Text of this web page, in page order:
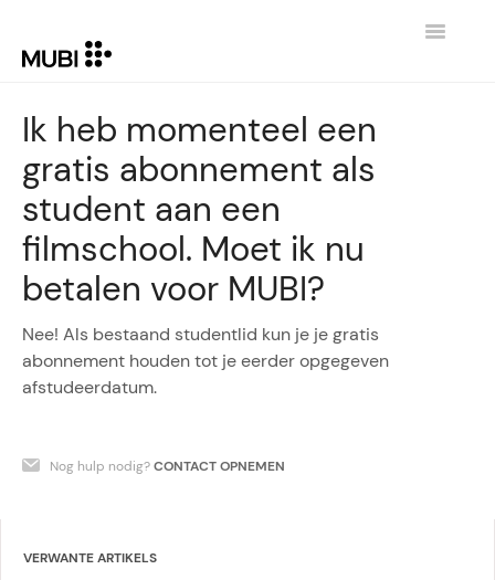
Toggle
TERUG NAAR MUBI.COM
Ik heb momenteel een
gratis abonnement als
student aan een
filmschool. Moet ik nu
betalen voor MUBI?
Nee! Als bestaand studentlid kun je je gratis
abonnement houden tot je eerder opgegeven
afstudeerdatum.
Nog hulp nodig?CONTACT OPNEMEN
VERWANTE ARTIKELS